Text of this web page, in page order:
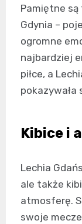
Pamiętne są
Gdynia –
ogromne
najbardziej
piłce, a
pokazywała
Kibice i
Lechia
ale także
atmosferę.
swoje